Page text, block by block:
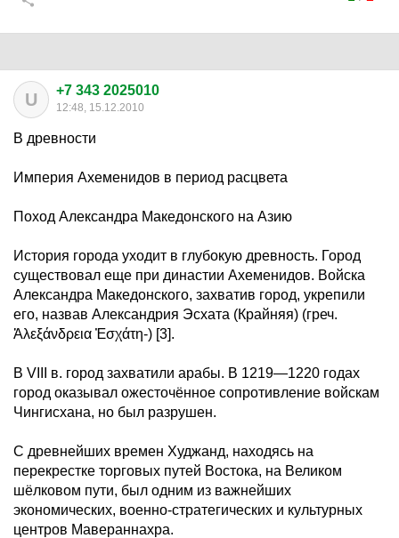
U +7 343 2025010
12:48, 15.12.2010
В древности
Империя Ахеменидов в период расцвета
Поход Александра Македонского на Азию
История города уходит в глубокую древность. Город
существовал еще при династии Ахеменидов. Войска
Александра Македонского, захватив город, укрепили
его, назвав Александрия Эсхата (Крайняя) (греч.
Ἀλεξάνδρεια Ἐσχάτη-) [3].
В VIII в. город захватили арабы. В 1219—1220 годах
город оказывал ожесточённое сопротивление войскам
Чингисхана, но был разрушен.
С древнейших времен Худжанд, находясь на
перекрестке торговых путей Востока, на Великом
шёлковом пути, был одним из важнейших
экономических, военно-стратегических и культурных
центров Мавераннахра.